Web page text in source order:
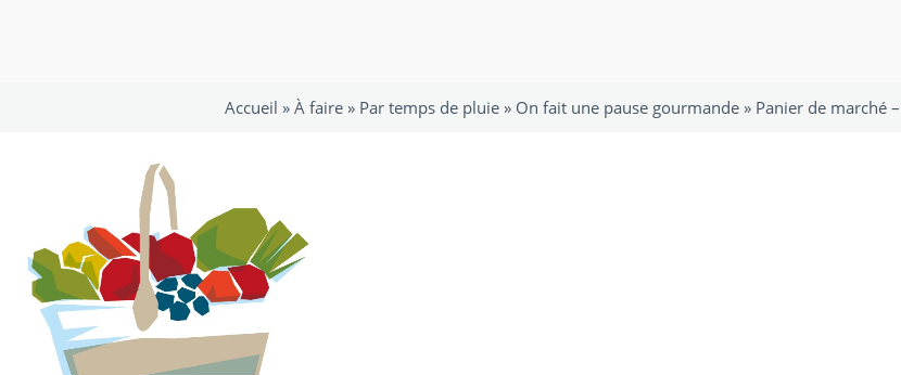
Accueil » À faire» Par temps de pluie» On fait une pause gourmande» Panier de marché